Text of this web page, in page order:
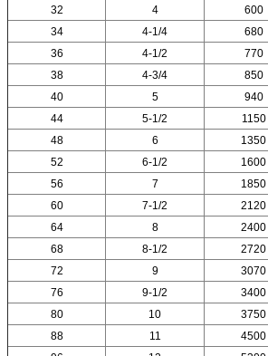
32
4 600
34
4-1/4 680
36
4-1/2 770
38
4-3/4 850
40
5 940
44
5-1/2 1150
48
6 1350
52
6-1/2 1600
56
7 1850
60
7-1/2 2120
64
8 2400
68
8-1/2 2720
72
9 3070
76
9-1/2 3400
80
10 3750
88
11 4500